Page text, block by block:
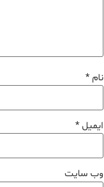
نام*
ایمیل*
وب‌ سایت